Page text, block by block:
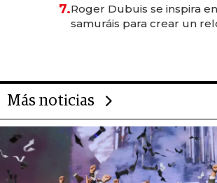
rol de la IA
7.Roger Dubuis se inspira
samuráis para crear un
Más noticias